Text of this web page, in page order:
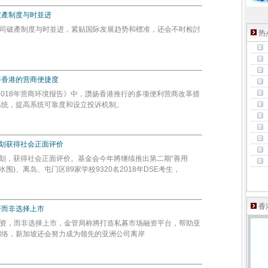
制度与时並进
產制度与时並进，紧贴国际发展趋势和標准，还会不时检討
港的营商便捷度
营商环境报告》中，讚扬香港推行的多项便利营商改革措
统，提高系统可靠度和设立投诉机制。
获得社会正面评价
，获得社会正面评价。基金会今年將继续推出第二期“善用
围)、离岛、屯门区89家学校9320名2018年DSE考生，
非选择上市
而非选择上市，金管局称將打造私募市场融资平台，帮助亚
，新加坡还会努力成为领先的亚洲公司离岸
热
香